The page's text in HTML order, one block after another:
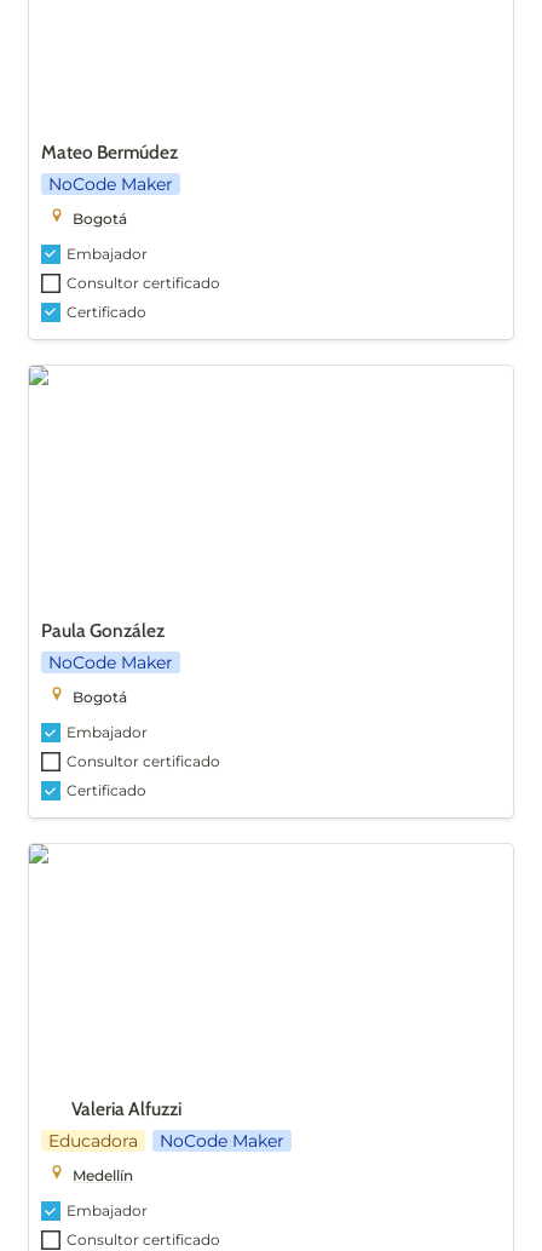
Mateo Bermúdez
NoCode Maker
Bogotá
Embajador
Consultor certificado
Certificado
Paula González
Paula González
NoCode Maker
Bogotá
Embajador
Consultor certificado
Certificado
Valeria Alfuzzi
Valeria Alfuzzi
Educadora NoCode Maker
Medellín
Embajador
Consultor certificado